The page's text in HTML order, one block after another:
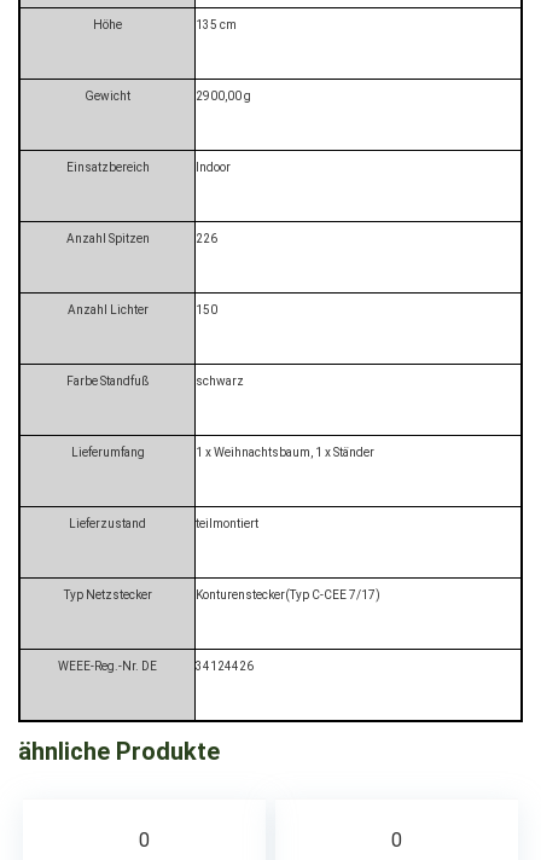
Höhe 135 cm
Gewicht 2900,00 g
Einsatzbereich Indoor
Anzahl Spitzen 226
Anzahl Lichter 150
Farbe Standfuß schwarz
Lieferumfang 1 x Weihnachtsbaum, 1 x Ständer
Lieferzustand teilmontiert
Typ Netzstecker Konturenstecker(Typ C-CEE 7/17)
WEEE-Reg.-Nr. DE 34124426
ähnliche Produkte
0 0